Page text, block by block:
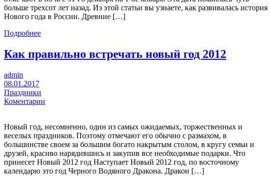
больше трехсот лет назад. Из этой статьи вы узнаете, как развивалась история
Нового года в России. Древние […]
Подробнее
Как правильно встречать новый год 2012
admin
08.01.2017
Праздники
Коментарии
Новый год, несомненно, один из самых ожидаемых, торжественных и
веселых праздников. Поэтому отмечают его обычно с размахом, в
большинстве своем за большим богато накрытым столом, в кругу семьи и
друзей, красиво нарядившись и закупив все необходимые подарки. Что
принесет Новый 2012 год Наступает Новый 2012 год, по восточному
календарю это год Черного Водяного Дракона. Дракон […]